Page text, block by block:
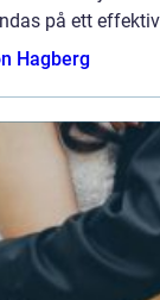
på ett
Hagberg